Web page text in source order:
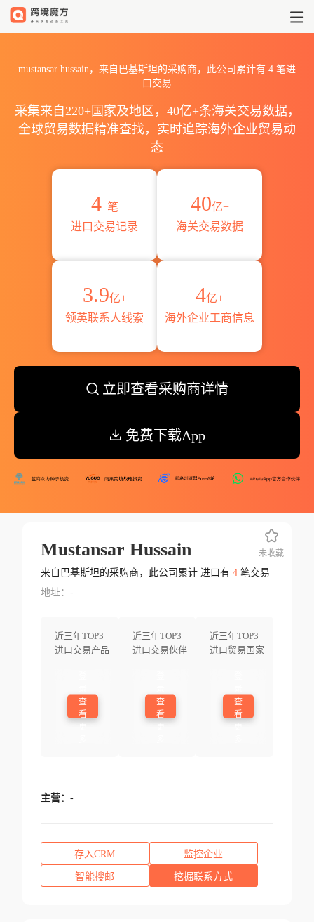
mustansar hussain，来自巴基斯坦的采购商，此公司累计有 4 笔进
口交易
采集来自220+国家及地区，40亿+条海关交易数据，
全球贸易数据精准查找，实时追踪海外企业贸易动
态
4 笔
进口交易记录
40亿+
海关交易数据
3.9亿+
领英联系人线索
4亿+
海外企业工商信息
立即查看采购商详情
免费下载App
Mustansar Hussain
来自巴基斯坦的采购商，此公司累计 进口有 4笔交易
地址：-
近三年TOP3
进口交易产品
查
看
近三年TOP3
进口交易伙伴
查
看
近三年TOP3
进口贸易国家
查
看
未收藏
主营： -
存入CRM 监控企业
智能搜邮 挖掘联系方式